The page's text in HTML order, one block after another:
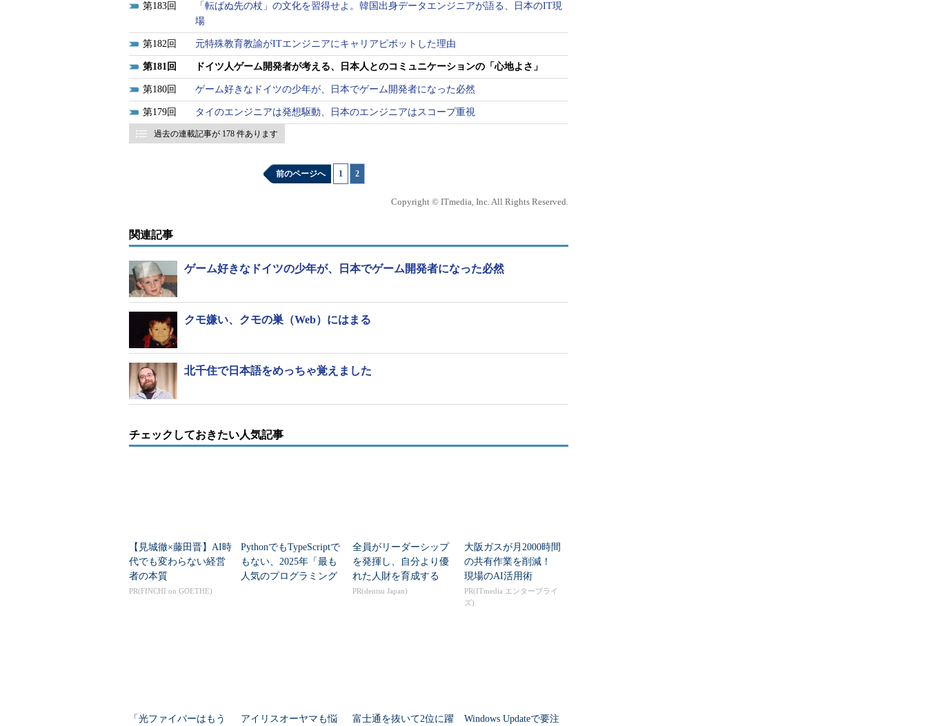
183
「転ばぬ先の杖」の文化を習得せよ。韓国出身データエンジニアが語る、日本のIT現
場
182 元特殊教育教諭がITエンジニアにキャリアピボットした理由
181 ドイツ人ゲーム開発者が考える、日本人とのコミュニケーションの「心地よさ」
180 ゲーム好きなドイツの少年が、日本でゲーム開発者になった必然
179 タイのエンジニアは発想駆動、日本のエンジニアはスコープ重視
過去の連載記事が 178 件あります
前のページへ 1 2
Copyright © ITmedia, Inc. All Rights Reserved.
関連記事
ゲーム好きなドイツの少年が、日本でゲーム開発者になった必然
クモ嫌い、クモの巣（Web）にはまる
北千住で日本語をめっちゃ覚えました
チェックしておきたい人気記事
【見城徹×藤田晋】AI時
代でも変わらない経営
者の本質
PR(FINCHI on GOETHE)
PythonでもTypeScriptで
もない、2025年「最も
人気のプログラミング
全員がリーダーシップ
を発揮し、自分より優
れた人財を育成する
PR(dentsu Japan)
大阪ガスが月2000時間
の共有作業を削減！
現場のAI活用術
PR(ITmedia エンタープライ
ズ)
「光ファイバーはもう アイリスオーヤマも悩 富士通を抜いて2位に躍 Windows Updateで要注